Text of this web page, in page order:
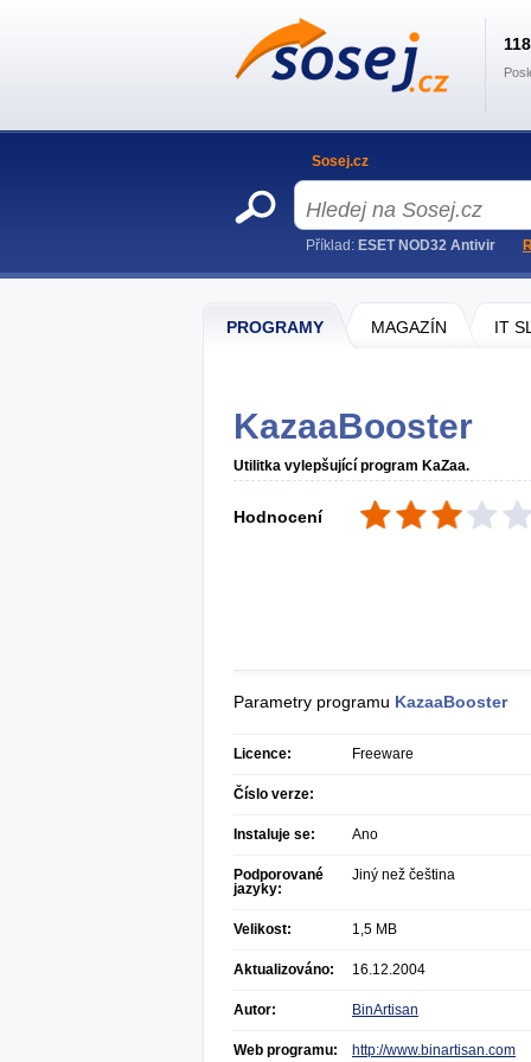
PROGRAMY MAGAZÍN IT
KazaaBooster
Utilitka vylepšující program KaZaa.
Hodnocení
Parametry programu KazaaBooster
Licence: Freeware
Číslo verze:
Instaluje se: Ano
Podporované
jazyky:
Jiný než čeština
Velikost: 1,5 MB
Aktualizováno: 16.12.2004
Autor: BinArtisan
Web programu: http://www.binartisan.com
Sosej.cz
Příklad: ESET NOD32 Antivir